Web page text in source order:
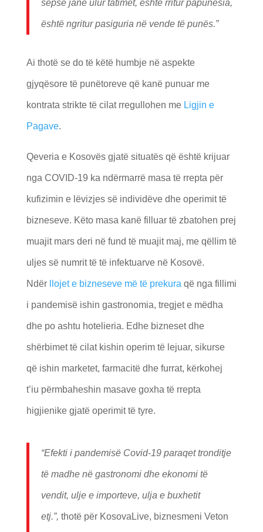
sepse janë ulur tatimet, është rritur papunësia,
është ngritur pasiguria në vende të punës.”
Ai thotë se do të këtë humbje në aspekte
gjyqësore të punëtoreve që kanë punuar me
kontrata strikte të cilat rregullohen me Ligjin e
Pagave.
Qeveria e Kosovës gjatë situatës që është krijuar
nga COVID-19 ka ndërmarrë masa të rrepta për
kufizimin e lëvizjes së individëve dhe operimit të
bizneseve. Këto masa kanë filluar të zbatohen prej
muajit mars deri në fund të muajit maj, me qëllim të
uljes së numrit të të infektuarve në Kosovë.
Ndër llojet e bizneseve më të prekura që nga fillimi
i pandemisë ishin gastronomia, tregjet e mëdha
dhe po ashtu hotelieria. Edhe bizneset dhe
shërbimet të cilat kishin operim të lejuar, sikurse
që ishin marketet, farmacitë dhe furrat, kërkohej
t’iu përmbaheshin masave goxha të rrepta
higjienike gjatë operimit të tyre.
“Efekti i pandemisë Covid-19 paraqet tronditje
të madhe në gastronomi dhe ekonomi të
vendit, ulje e importeve, ulja e buxhetit
etj.”, thotë për KosovaLive, biznesmeni Veton